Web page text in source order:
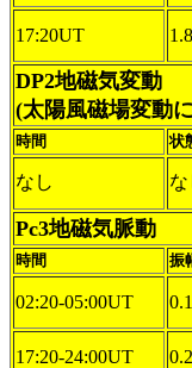
17:20UT
DP2地磁気変動
(太陽風磁場変動
時間 状
なし な
Pc3地磁気脈動
時間 振
02:20-05:00UT
17:20-24:00UT